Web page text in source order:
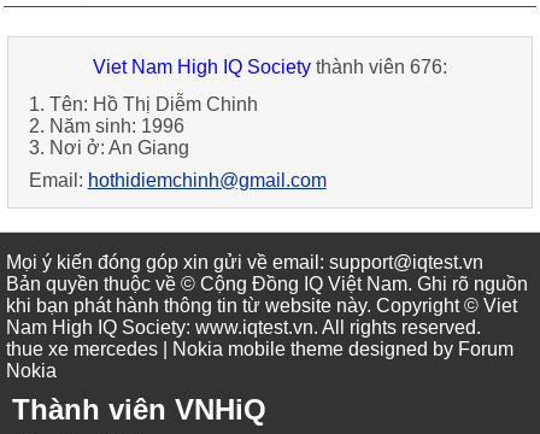
Viet Nam High IQ Societythành viên 676:
1. Tên: Hồ Thị Diễm Chinh
2. Năm sinh: 1996
3. Nơi ở: An Giang
Email: hothidiemchinh@gmail.com
Mọi ý kiến đóng góp xin gửi về email: support@iqtest.vn
Bản quyền thuộc về © Cộng Đồng IQ Việt Nam. Ghi rõ nguồn
khi bạn phát hành thông tin từ website này. Copyright © Viet
Nam High IQ Society: www.iqtest.vn. All rights reserved.
thue xe mercedes | Nokia mobile theme designed by Forum
Nokia
Thành viên VNHiQ